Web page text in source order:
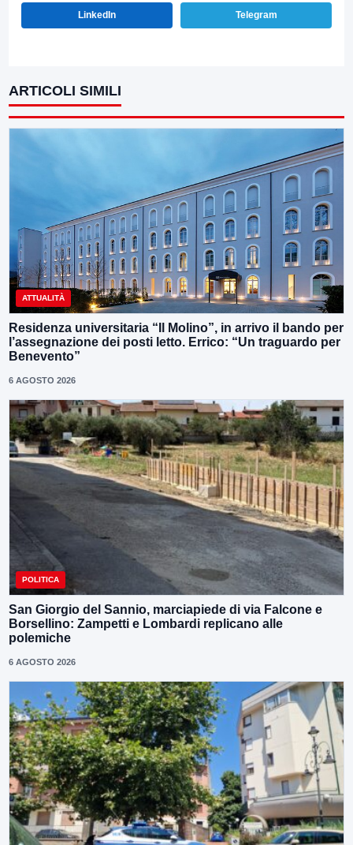
LinkedIn Telegram
ARTICOLI SIMILI
ATTUALITÀ
Residenza universitaria “Il Molino”, in arrivo il bando per
l’assegnazione dei posti letto. Errico: “Un traguardo per
Benevento”
6 AGOSTO 2026
POLITICA
San Giorgio del Sannio, marciapiede di via Falcone e
Borsellino: Zampetti e Lombardi replicano alle
polemiche
6 AGOSTO 2026